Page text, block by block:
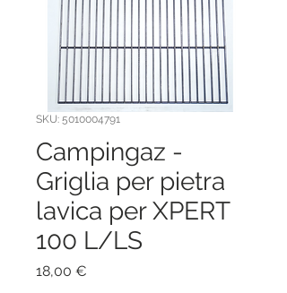
SKU: 5010004791
Campingaz -
Griglia per pietra
lavica per XPERT
100 L/LS
18,00 €